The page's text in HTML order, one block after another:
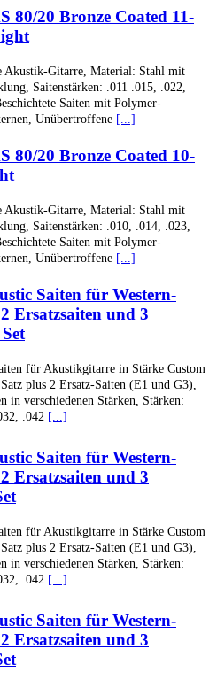
80/20 Bronze Coated 11-
Akustik-Gitarre, Material: Stahl mit
Saitenstärken: .011 .015, .022,
Saiten mit Polymer-
Unübertroffene [...]
80/20 Bronze Coated 10-
Akustik-Gitarre, Material: Stahl mit
Saitenstärken: .010, .014, .023,
Saiten mit Polymer-
Unübertroffene [...]
Saiten für Western-
Ersatzsaiten und 3
für Akustikgitarre in Stärke Custom
plus 2 Ersatz-Saiten (E1 und G3),
in verschiedenen Stärken, Stärken:
.042 [...]
Saiten für Western-
Ersatzsaiten und 3
für Akustikgitarre in Stärke Custom
plus 2 Ersatz-Saiten (E1 und G3),
in verschiedenen Stärken, Stärken:
.042 [...]
Saiten für Western-
Ersatzsaiten und 3